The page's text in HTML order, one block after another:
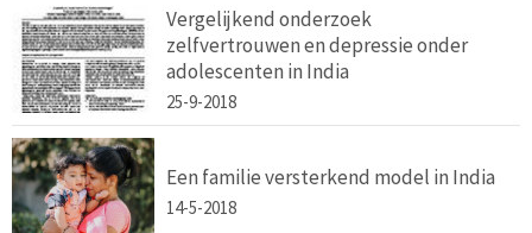
Vergelijkend onderzoek
zelfvertrouwen en depressie onder
adolescenten in India
25-9-2018
Een familie versterkend model in India
14-5-2018